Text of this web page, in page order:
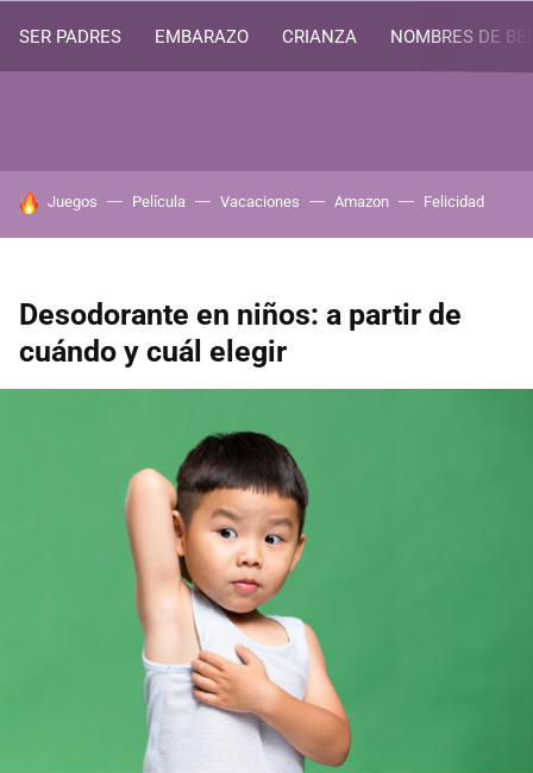
SER PADRES EMBARAZO CRIANZA NOMBRES DE
HOY SE HABLA DE
Juegos Película Vacaciones Amazon Felicidad
Desodorante en niños: a partir de
cuándo y cuál elegir